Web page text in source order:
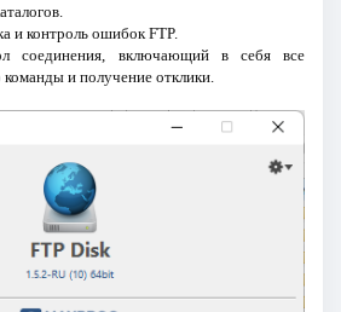
и контроль ошибок FTP.
соединения, включающий в себя все
и получение отклики.